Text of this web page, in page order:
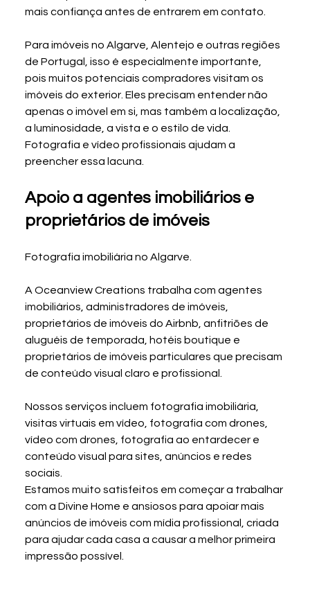
mais confiança antes de entrarem em contato.
Para imóveis no Algarve, Alentejo e outras regiões
de Portugal, isso é especialmente importante,
pois muitos potenciais compradores visitam os
imóveis do exterior. Eles precisam entender não
apenas o imóvel em si, mas também a localização,
a luminosidade, a vista e o estilo de vida.
Fotografia e vídeo profissionais ajudam a
preencher essa lacuna.
Apoio a agentes imobiliários e
proprietários de imóveis
Fotografia imobiliária no Algarve.
A Oceanview Creations trabalha com agentes
imobiliários, administradores de imóveis,
proprietários de imóveis do Airbnb, anfitriões de
aluguéis de temporada, hotéis boutique e
proprietários de imóveis particulares que precisam
de conteúdo visual claro e profissional.
Nossos serviços incluem fotografia imobiliária,
visitas virtuais em vídeo, fotografia com drones,
vídeo com drones, fotografia ao entardecer e
conteúdo visual para sites, anúncios e redes
sociais.
Estamos muito satisfeitos em começar a trabalhar
com a Divine Home e ansiosos para apoiar mais
anúncios de imóveis com mídia profissional, criada
para ajudar cada casa a causar a melhor primeira
impressão possível.